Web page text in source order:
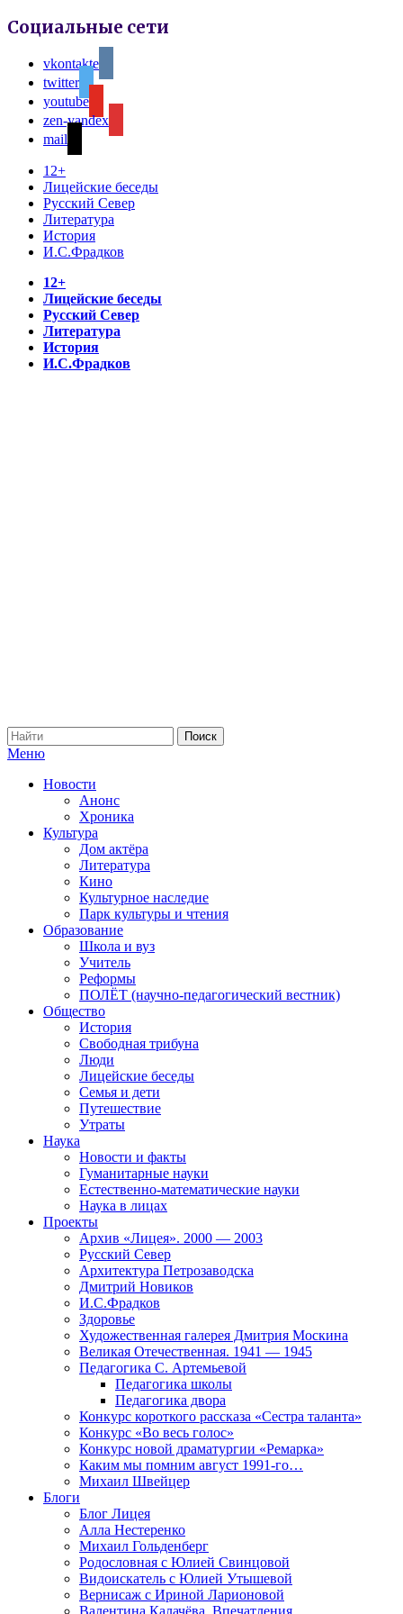
Социальные сети
vkontakte
twitter
youtube
zen-yandex
mail
12+
Лицейские беседы
Русский Север
Литература
История
И.С.Фрадков
12+
Лицейские беседы
Русский Север
Литература
История
И.С.Фрадков
Меню
Новости
Анонс
Хроника
Культура
Дом актёра
Литература
Кино
Культурное наследие
Парк культуры и чтения
Образование
Школа и вуз
Учитель
Реформы
ПОЛЁТ (научно-педагогический вестник)
Общество
История
Свободная трибуна
Люди
Лицейские беседы
Семья и дети
Путешествие
Утраты
Наука
Новости и факты
Гуманитарные науки
Естественно-математические науки
Наука в лицах
Проекты
Архив «Лицея». 2000 — 2003
Русский Север
Архитектура Петрозаводска
Дмитрий Новиков
И.С.Фрадков
Здоровье
Художественная галерея Дмитрия Москина
Великая Отечественная. 1941 — 1945
Педагогика С. Артемьевой
Педагогика школы
Педагогика двора
Конкурс короткого рассказа «Сестра таланта»
Конкурс «Во весь голос»
Конкурс новой драматургии «Ремарка»
Каким мы помним август 1991-го…
Михаил Швейцер
Блоги
Блог Лицея
Алла Нестеренко
Михаил Гольденберг
Родословная с Юлией Свинцовой
Видоискатель с Юлией Утышевой
Вернисаж с Ириной Ларионовой